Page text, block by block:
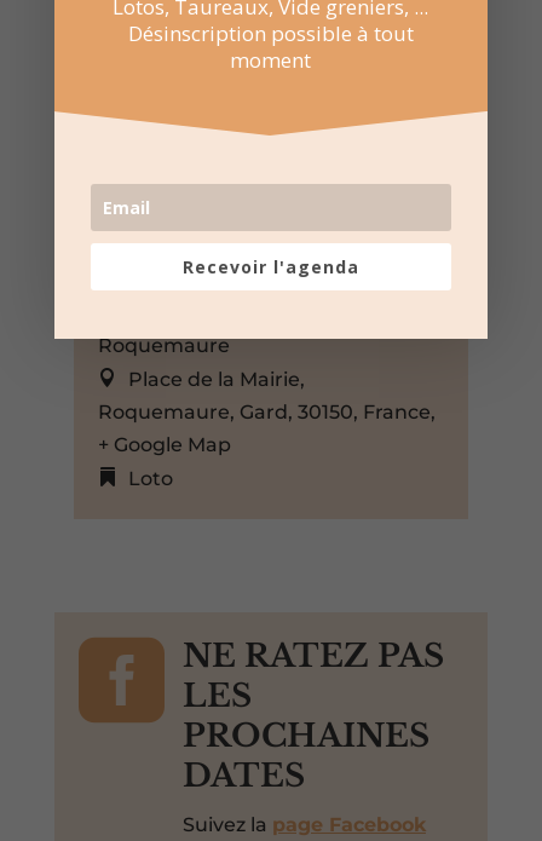
15 Fév 2026
13:30 au 16:30
Roquemaure
Place de la Mairie,
Roquemaure, Gard, 30150, France,
+ Google Map
Loto

NE RATEZ PAS
LES
PROCHAINES
DATES
Suivez la page Facebook
Lotos, Taureaux, Vide greniers, ...
Désinscription possible à tout
moment
Recevoir l'agenda